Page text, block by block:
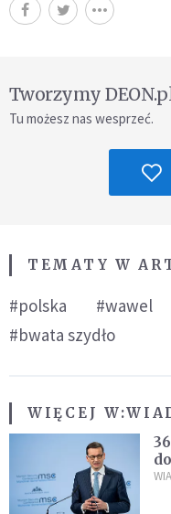
Tworzymy
Tu możesz nas wesprzeć.
TEMATY W
#polska #wawel
#bwata szydło
WIĘCEJ W: